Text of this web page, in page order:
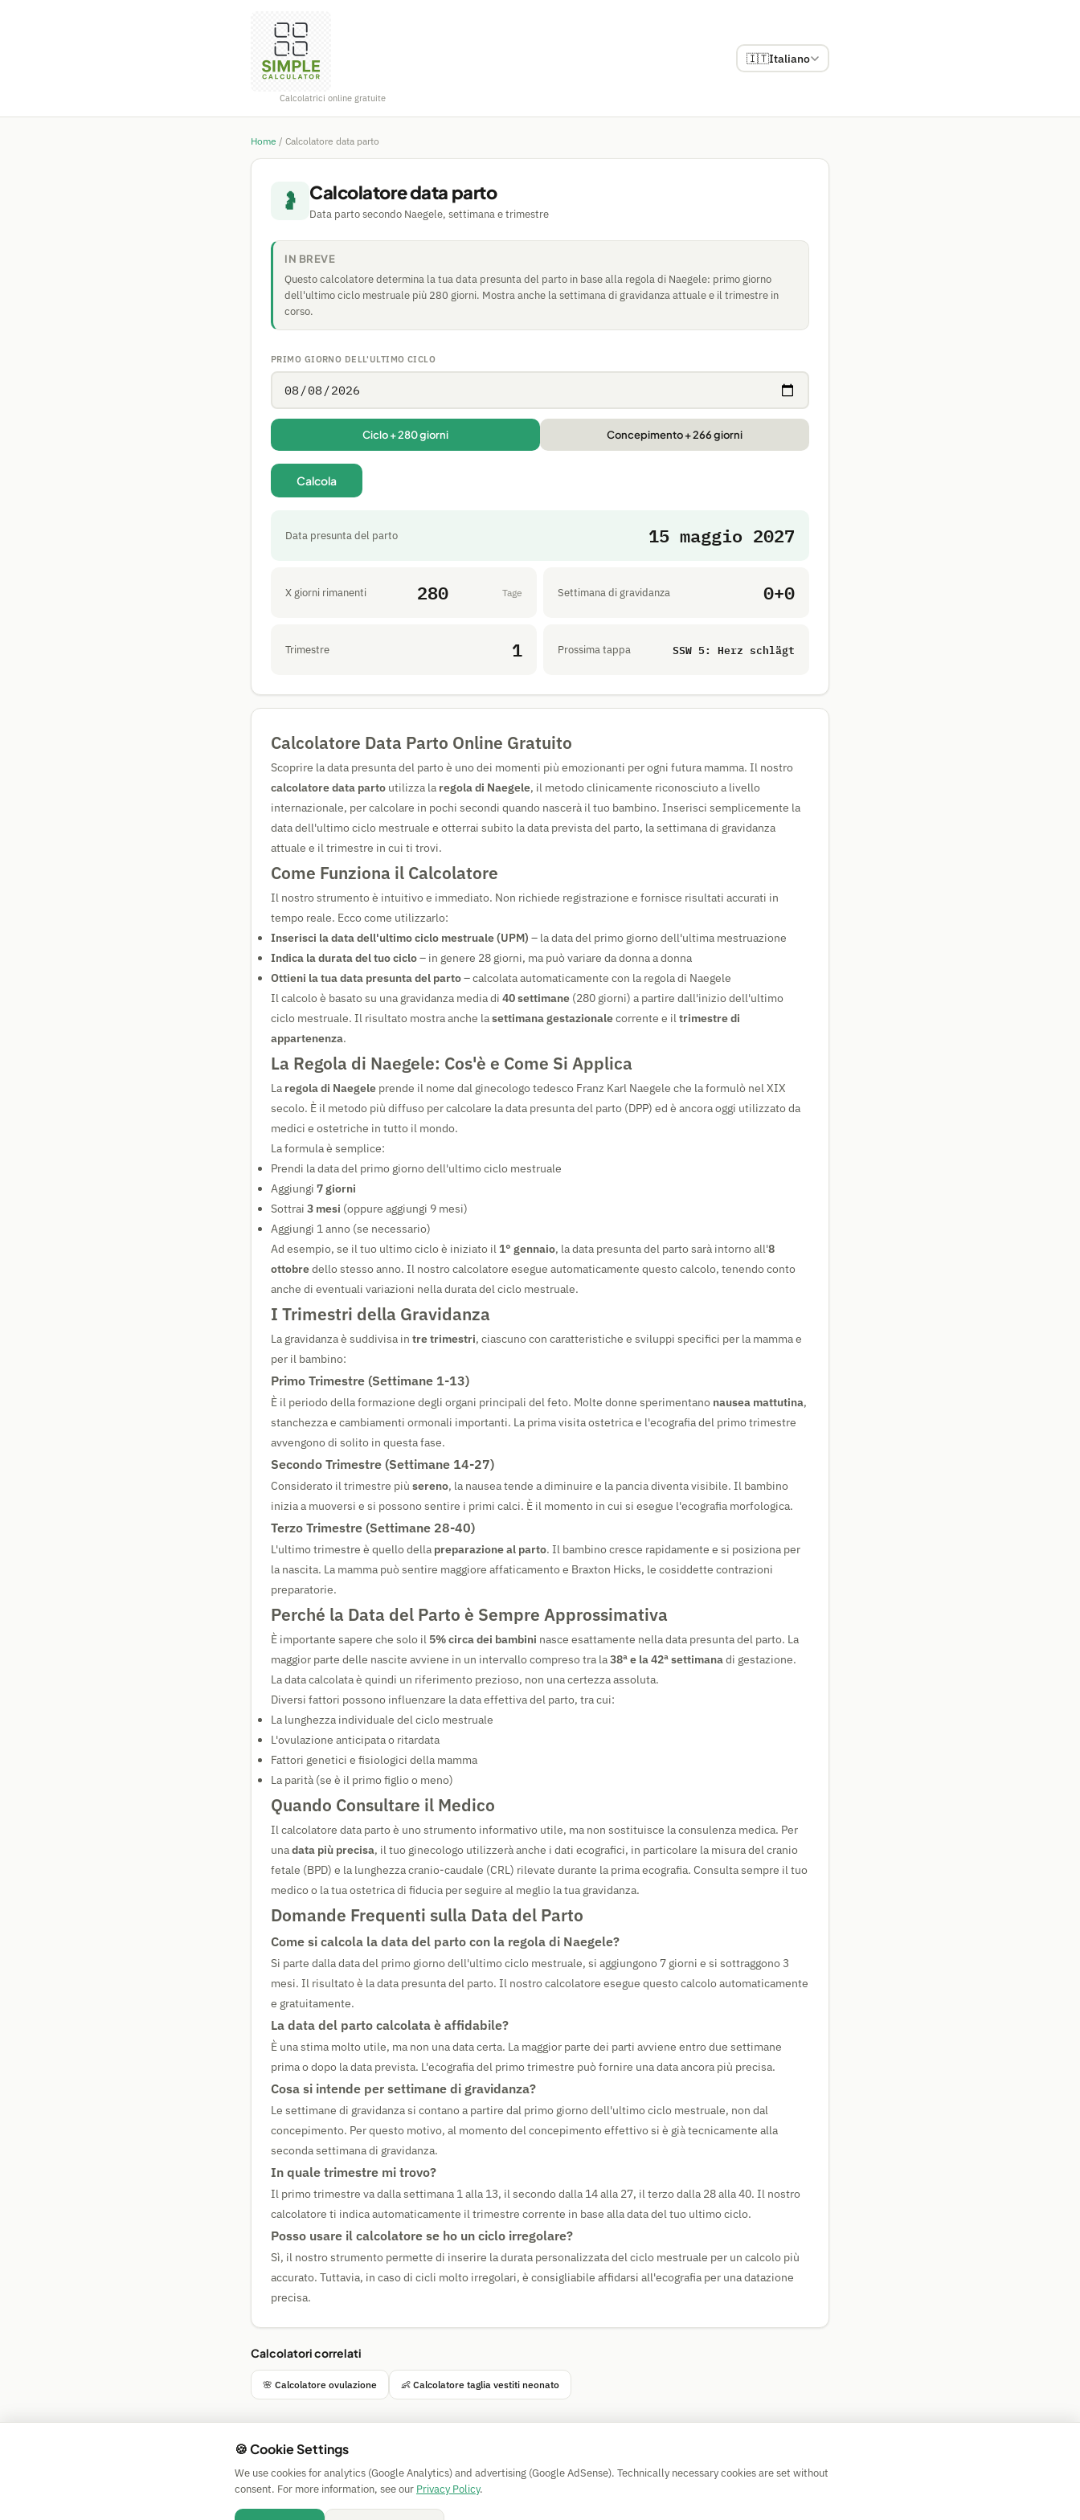
Calcolatrici online gratuite
🇮🇹Italiano
Home / Calcolatore data parto
🤰 Calcolatore data parto
Data parto secondo Naegele, settimana e trimestre
IN BREVE
Questo calcolatore determina la tua data presunta del parto in base alla regola di Naegele: primo giorno
dell'ultimo ciclo mestruale più 280 giorni. Mostra anche la settimana di gravidanza attuale e il trimestre in
corso.
PRIMO GIORNO DELL'ULTIMO CICLO
Ciclo + 280 giorni Concepimento + 266 giorni
Calcola
Data presunta del parto 15 maggio 2027
X giorni rimanenti 280 Tage Settimana di gravidanza 0+0
Trimestre 1 Prossima tappa SSW 5: Herz schlägt
Calcolatore Data Parto Online Gratuito
Scoprire la data presunta del parto è uno dei momenti più emozionanti per ogni futura mamma. Il nostro
calcolatore data parto utilizza la regola di Naegele, il metodo clinicamente riconosciuto a livello
internazionale, per calcolare in pochi secondi quando nascerà il tuo bambino. Inserisci semplicemente la
data dell'ultimo ciclo mestruale e otterrai subito la data prevista del parto, la settimana di gravidanza
attuale e il trimestre in cui ti trovi.
Come Funziona il Calcolatore
Il nostro strumento è intuitivo e immediato. Non richiede registrazione e fornisce risultati accurati in
tempo reale. Ecco come utilizzarlo:
Inserisci la data dell'ultimo ciclo mestruale (UPM) – la data del primo giorno dell'ultima mestruazione
Indica la durata del tuo ciclo– in genere 28 giorni, ma può variare da donna a donna
Ottieni la tua data presunta del parto– calcolata automaticamente con la regola di Naegele
Il calcolo è basato su una gravidanza media di 40 settimane (280 giorni) a partire dall'inizio dell'ultimo
ciclo mestruale. Il risultato mostra anche lasettimana gestazionalecorrente e iltrimestre di
appartenenza.
La Regola di Naegele: Cos'è e Come Si Applica
La regola di Naegele prende il nome dal ginecologo tedesco Franz Karl Naegele che la formulò nel XIX
secolo. È il metodo più diffuso per calcolare la data presunta del parto (DPP) ed è ancora oggi utilizzato da
medici e ostetriche in tutto il mondo.
La formula è semplice:
Prendi la data del primo giorno dell'ultimo ciclo mestruale
Aggiungi 7 giorni
Sottrai 3 mesi (oppure aggiungi 9 mesi)
Aggiungi 1 anno (se necessario)
Ad esempio, se il tuo ultimo ciclo è iniziato il 1° gennaio, la data presunta del parto sarà intorno all'8
ottobredello stesso anno. Il nostro calcolatore esegue automaticamente questo calcolo, tenendo conto
anche di eventuali variazioni nella durata del ciclo mestruale.
I Trimestri della Gravidanza
La gravidanza è suddivisa in tre trimestri, ciascuno con caratteristiche e sviluppi specifici per la mamma e
per il bambino:
Primo Trimestre (Settimane 1-13)
È il periodo della formazione degli organi principali del feto. Molte donne sperimentano nausea mattutina,
stanchezza e cambiamenti ormonali importanti. La prima visita ostetrica e l'ecografia del primo trimestre
avvengono di solito in questa fase.
Secondo Trimestre (Settimane 14-27)
Considerato il trimestre più sereno, la nausea tende a diminuire e la pancia diventa visibile. Il bambino
inizia a muoversi e si possono sentire i primi calci. È il momento in cui si esegue l'ecografia morfologica.
Terzo Trimestre (Settimane 28-40)
L'ultimo trimestre è quello della preparazione al parto. Il bambino cresce rapidamente e si posiziona per
la nascita. La mamma può sentire maggiore affaticamento e Braxton Hicks, le cosiddette contrazioni
preparatorie.
Perché la Data del Parto è Sempre Approssimativa
È importante sapere che solo il 5% circa dei bambini nasce esattamente nella data presunta del parto. La
maggior parte delle nascite avviene in un intervallo compreso tra la38ª e la 42ª settimanadi gestazione.
La data calcolata è quindi un riferimento prezioso, non una certezza assoluta.
Diversi fattori possono influenzare la data effettiva del parto, tra cui:
La lunghezza individuale del ciclo mestruale
L'ovulazione anticipata o ritardata
Fattori genetici e fisiologici della mamma
La parità (se è il primo figlio o meno)
Quando Consultare il Medico
Il calcolatore data parto è uno strumento informativo utile, ma non sostituisce la consulenza medica. Per
unadata più precisa, il tuo ginecologo utilizzerà anche i dati ecografici, in particolare la misura del cranio
fetale (BPD) e la lunghezza cranio-caudale (CRL) rilevate durante la prima ecografia. Consulta sempre il tuo
medico o la tua ostetrica di fiducia per seguire al meglio la tua gravidanza.
Domande Frequenti sulla Data del Parto
Come si calcola la data del parto con la regola di Naegele?
Si parte dalla data del primo giorno dell'ultimo ciclo mestruale, si aggiungono 7 giorni e si sottraggono 3
mesi. Il risultato è la data presunta del parto. Il nostro calcolatore esegue questo calcolo automaticamente
e gratuitamente.
La data del parto calcolata è affidabile?
È una stima molto utile, ma non una data certa. La maggior parte dei parti avviene entro due settimane
prima o dopo la data prevista. L'ecografia del primo trimestre può fornire una data ancora più precisa.
Cosa si intende per settimane di gravidanza?
Le settimane di gravidanza si contano a partire dal primo giorno dell'ultimo ciclo mestruale, non dal
concepimento. Per questo motivo, al momento del concepimento effettivo si è già tecnicamente alla
seconda settimana di gravidanza.
In quale trimestre mi trovo?
Il primo trimestre va dalla settimana 1 alla 13, il secondo dalla 14 alla 27, il terzo dalla 28 alla 40. Il nostro
calcolatore ti indica automaticamente il trimestre corrente in base alla data del tuo ultimo ciclo.
Posso usare il calcolatore se ho un ciclo irregolare?
Sì, il nostro strumento permette di inserire la durata personalizzata del ciclo mestruale per un calcolo più
accurato. Tuttavia, in caso di cicli molto irregolari, è consigliabile affidarsi all'ecografia per una datazione
precisa.
Calcolatori correlati
🌸 Calcolatore ovulazione 👶 Calcolatore taglia vestiti neonato
Impressum
| Privacy | Terms |
🍪 Cookies
🍪 Cookie Settings
We use cookies for analytics (Google Analytics) and advertising (Google AdSense). Technically necessary cookies are set without
consent. For more information, see our Privacy Policy.